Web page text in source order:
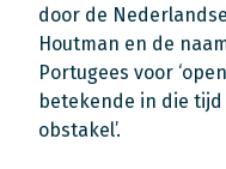
door de
Houtman en de
Portugees voor
betekende in die tijd
obstakel’.